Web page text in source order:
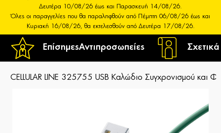
ΕπίσημεςΑντιπροσωπείες
Δευτέρα 10/08/26 έως και Παρασκευή 14/08/26.
Όλες οι παραγγελίες που θα παραληφθούν από Πέμπτη 06/08/26 έως και
Κυριακή 16/08/26, θα εκτελεσθούν από Δευτέρα 17/08/26.
CELLULAR LINE 325755 USB Καλώδιο Συγχρονισμού και